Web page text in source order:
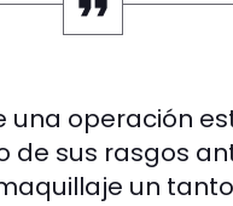
una operación
de sus rasgos
un